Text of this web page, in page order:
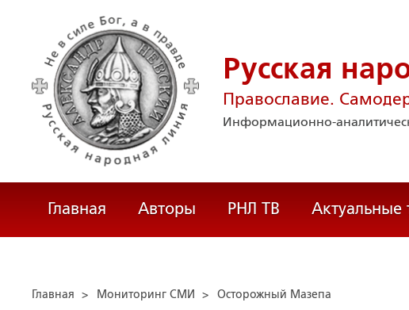
Русская
Православие.
Информационно-
Главная Авторы РНЛ ТВ Актуальные
Главная > Мониторинг СМИ > Осторожный Мазепа